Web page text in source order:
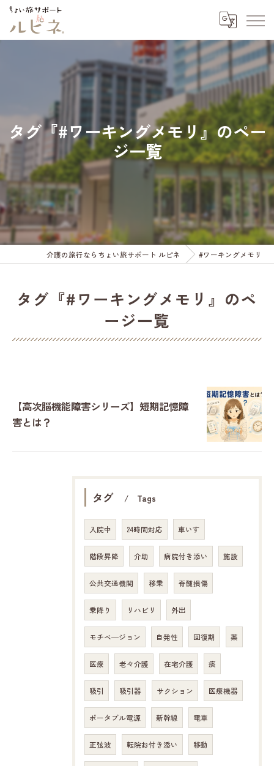
タグ『#ワーキングメモリ』のペー
ジ一覧
介護の旅行ならちょい旅サポート ルピネ #ワーキングメモリ
タグ『#ワーキングメモリ』のペ
ージ一覧
【高次脳機能障害シリーズ】短期記憶障
害とは？
タグ Tags
入院中 24時間対応 車いす
階段昇降 介助 病院付き添い 施設
公共交通機関 移乗 脊髄損傷
乗降り リハビリ 外出
モチベ―ジョン 自発性 回復期 薬
医療 老々介護 在宅介護 痰
吸引 吸引器 サクション 医療機器
ポータブル電源 新幹線 電車
正弦波 転院お付き添い 移動